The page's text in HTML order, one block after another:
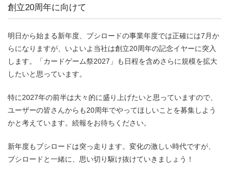
創立20周年に向けて
明日から始まる新年度、ブシロードの事業年度では正確には7月か
らになりますが、いよいよ当社は創立20周年の記念イヤーに突入
します。「カードゲーム祭2027」も日程を含めさらに規模を拡大
したいと思っています。
特に2027年の前半は大々的に盛り上げたいと思っていますので、
ユーザーの皆さんからも20周年でやってほしいことを募集しよう
かと考えています。続報をお待ちください。
新年度もブシロードは突っ走ります。変化の激しい時代ですが、
ブシロードと一緒に、思い切り駆け抜けていきましょう！